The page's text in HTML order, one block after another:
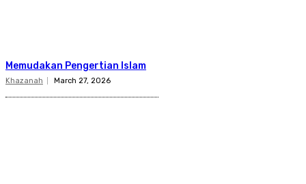
Memudakan Pengertian Islam
Khazanah March 27, 2026